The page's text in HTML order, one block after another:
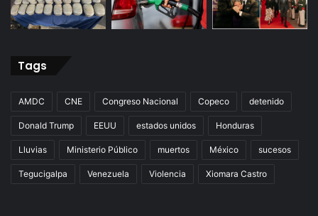
Tags
AMDC CNE Congreso Nacional Copeco detenido
Donald Trump EEUU estados unidos Honduras
Lluvias Ministerio Público muertos México sucesos
Tegucigalpa Venezuela Violencia Xiomara Castro